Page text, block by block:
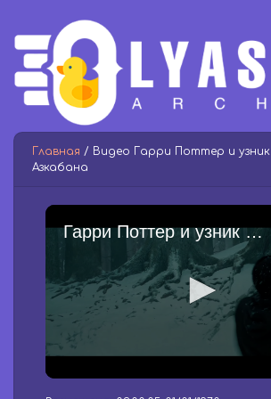
Главная / Видео Гарри Поттер и узник
Азкабана
Гарри Поттер и узник Азкабана